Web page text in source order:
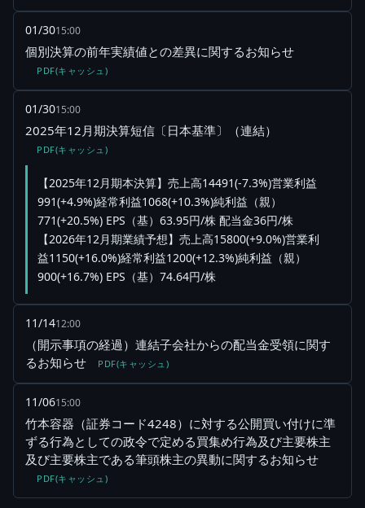
01/3015:00
個別決算の前年実績値との差異に関するお知らせ
PDF(キャッシュ)
01/3015:00
2025年12月期決算短信〔日本基準〕（連結）
PDF(キャッシュ)
【2025年12月期本決算】売上高14491(-7.3%)営業利益
991(+4.9%)経常利益1068(+10.3%)純利益（親）
771(+20.5%) EPS（基）63.95円/株 配当金36円/株
【2026年12月期業績予想】売上高15800(+9.0%)営業利
益1150(+16.0%)経常利益1200(+12.3%)純利益（親）
900(+16.7%) EPS（基）74.64円/株
11/1412:00
（開示事項の経過）連結子会社からの配当金受領に関す
るお知らせ
PDF(キャッシュ)
11/0615:00
竹本容器（証券コード4248）に対する公開買い付けに準
ずる行為としての政令で定める買集め行為及び主要株主
及び主要株主である筆頭株主の異動に関するお知らせ
PDF(キャッシュ)